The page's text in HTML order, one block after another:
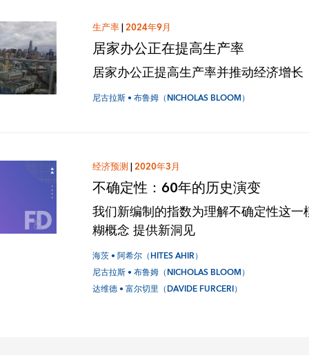
生产率|2024年9月
居家办公正在提高生产率
居家办公正提高生产率并推动经济增长
尼古拉斯 • 布鲁姆（NICHOLAS BLOOM）
经济预测|2020年3月
不确定性：60年的历史演变
我们新编制的指数为理解不确定性这一
糊概念 提供新洞见
海茨 • 阿希尔（HITES AHIR）
尼古拉斯 • 布鲁姆（NICHOLAS BLOOM）
达维德 • 富尔切里（DAVIDE FURCERI）